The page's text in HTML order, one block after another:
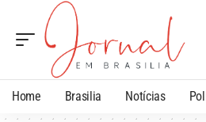
Home Brasilia Notícias